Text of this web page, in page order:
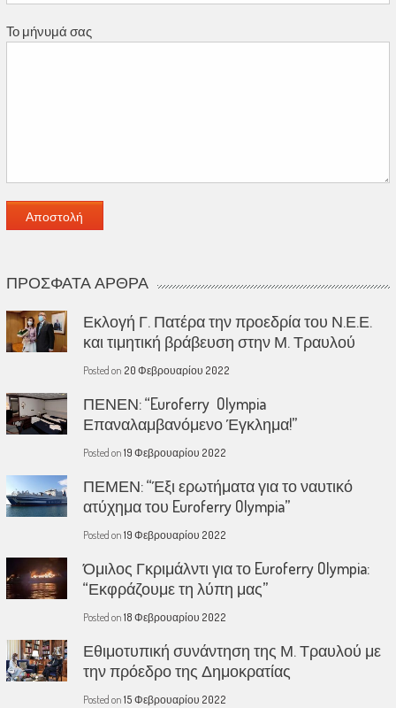
Το μήνυμά σας
ΠΡΌΣΦΑΤΑ ΆΡΘΡΑ
Εκλογή Γ. Πατέρα την προεδρία του Ν.Ε.Ε.
και τιμητική βράβευση στην Μ. Τραυλού
Posted on 20 Φεβρουαρίου 2022
ΠΕΝΕΝ: “Euroferry Olympia
Επαναλαμβανόμενο Έγκλημα!”
Posted on 19 Φεβρουαρίου 2022
ΠΕΜΕΝ: “Έξι ερωτήματα για το ναυτικό
ατύχημα του Euroferry Olympia”
Posted on 19 Φεβρουαρίου 2022
Όμιλος Γκριμάλντι για το Euroferry Olympia:
“Εκφράζουμε τη λύπη μας”
Posted on 18 Φεβρουαρίου 2022
Εθιμοτυπική συνάντηση της Μ. Τραυλού με
την πρόεδρο της Δημοκρατίας
Posted on 15 Φεβρουαρίου 2022